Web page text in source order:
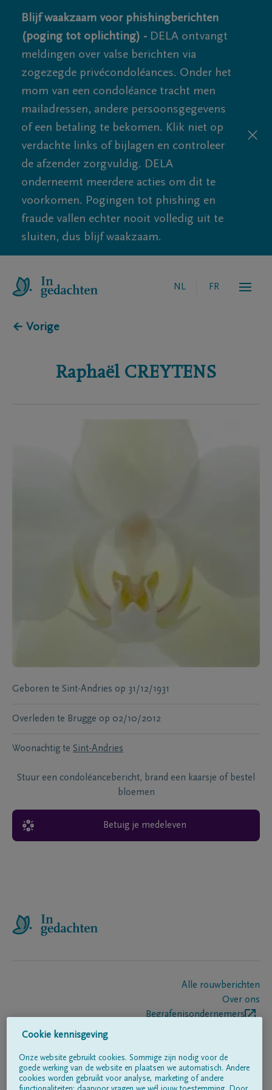
Blijf waakzaam voor phishingberichten
(poging tot oplichting) - DELA ontvangt
meldingen over valse berichten via
zogezegde privécondoléances. Onder het
mom van een condoléance tracht men
mailadressen, andere persoonsgegevens
of een betaling te bekomen. Klik niet op
verdachte links of bijlagen en controleer
de afzender zorgvuldig. DELA
onderneemt meerdere acties om dit te
voorkomen. Pogingen tot phishing en
fraude vallen echter nooit volledig uit te
sluiten, dus blijf waakzaam.
NL FR
← Vorige
Raphaël CREYTENS
Geboren te Sint-Andries op 31/12/1931
Overleden te Brugge op 02/10/2012
Woonachtig te Sint-Andries
Stuur een condoléancebericht, brand een kaarsje of bestel
bloemen
Betuig je medeleven
Alle rouwberichten
Over ons
Begrafenisondernemers
Volg ons op
Cookie kennisgeving
Onze website gebruikt cookies. Sommige zijn nodig voor de
goede werking van de website en plaatsen we automatisch. Andere
cookies worden gebruikt voor analyse, marketing of andere